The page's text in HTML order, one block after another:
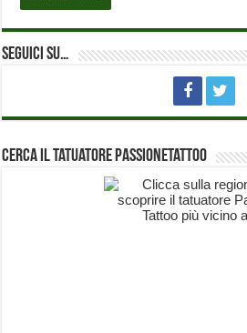
Seguici su…
Cerca il Tatuatore PassioneTattoo